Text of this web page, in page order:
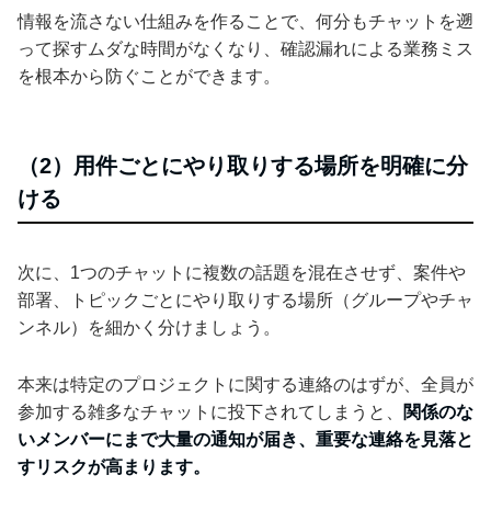
情報を流さない仕組みを作ることで、何分もチャットを遡
って探すムダな時間がなくなり、確認漏れによる業務ミス
を根本から防ぐことができます。
（2）用件ごとにやり取りする場所を明確に分
ける
次に、1つのチャットに複数の話題を混在させず、案件や
部署、トピックごとにやり取りする場所（グループやチャ
ンネル）を細かく分けましょう。
本来は特定のプロジェクトに関する連絡のはずが、全員が
参加する雑多なチャットに投下されてしまうと、
関係のな
いメンバーにまで大量の通知が届き、重要な連絡を見落と
すリスクが高まります。